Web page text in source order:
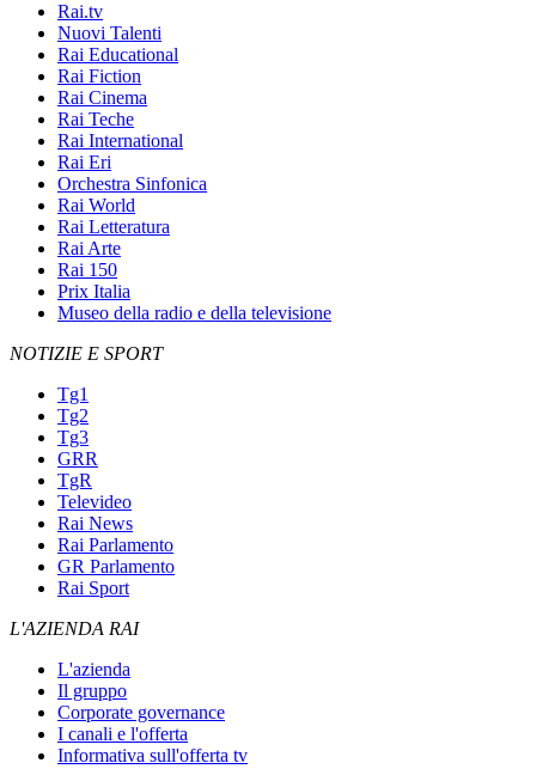
Rai.tv
Nuovi Talenti
Rai Educational
Rai Fiction
Rai Cinema
Rai Teche
Rai International
Rai Eri
Orchestra Sinfonica
Rai World
Rai Letteratura
Rai Arte
Rai 150
Prix Italia
Museo della radio e della televisione
NOTIZIE E SPORT
Tg1
Tg2
Tg3
GRR
TgR
Televideo
Rai News
Rai Parlamento
GR Parlamento
Rai Sport
L'AZIENDA RAI
L'azienda
Il gruppo
Corporate governance
I canali e l'offerta
Informativa sull'offerta tv